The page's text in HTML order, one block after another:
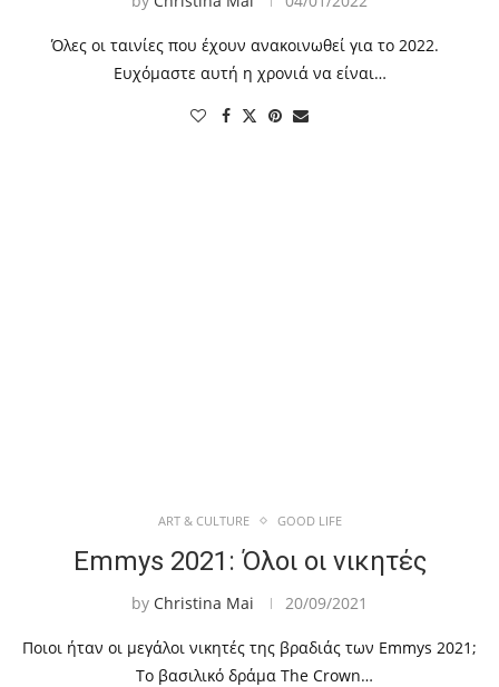
Όλες οι ταινίες που έχουν ανακοινωθεί για το 2022.
Ευχόμαστε αυτή η χρονιά να είναι…
ART & CULTURE GOOD LIFE
Emmys 2021: Όλοι οι νικητές
by Christina Mai 20/09/2021
Ποιοι ήταν οι μεγάλοι νικητές της βραδιάς των Emmys 2021;
Το βασιλικό δράμα The Crown…